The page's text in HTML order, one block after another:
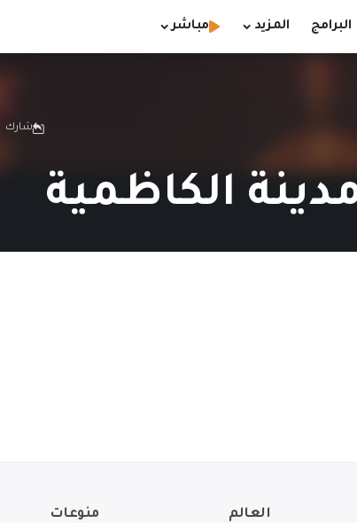
البرامج المزيد مباشر
شارك
الكاظمية
العالم منوعات